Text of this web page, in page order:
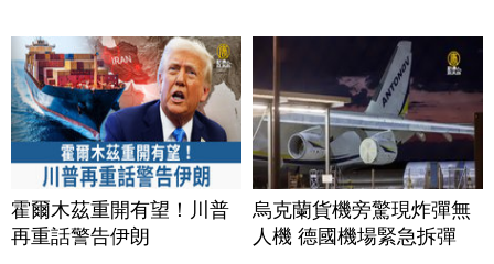
霍爾木茲重開有望！川普
再重話警告伊朗
烏克蘭貨機旁驚現炸彈無
人機 德國機場緊急拆彈